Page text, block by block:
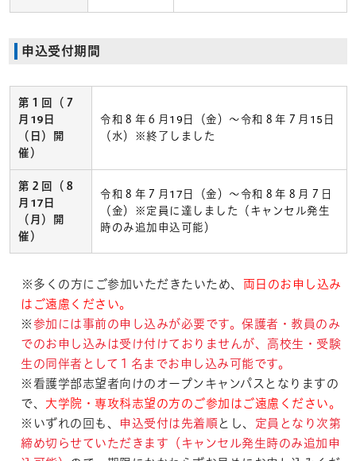
申込受付期間
第１回（７
月19日
（日）開
催）
令和８年６月19日（金）～令和８年７ 月 15日
（水）※終了しました
第２回（８
月17日
（月）開
催）
令和８年７月17日（金）～令和８年８月７日
（金）※定員に達しました（キャンセル発生
時のみ追加申込可能）
※多くの方にご参加いただきたいため、 両日のお申し込み
はご遠慮ください。
※ 参加には事前の申し込みが必要です。保護者・教員のみ
でのお申し込みは受け付けておりませんが、高校生・受験
生の同伴者として１名までお申し込み可能です。
※看護学部志望者向けのオープンキャンパスとなりますの
で、 大学院・専攻科志望の方のご参加はご遠慮ください。
※いずれの回も、 申込受付は先着順とし、 定員となり次第
締め切らせていただきます（キャンセル発生時のみ追加申